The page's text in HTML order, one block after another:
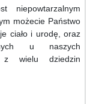
niepowtarzalnym
możecie Państwo
ciało i urodę, oraz
u naszych
z wielu dziedzin